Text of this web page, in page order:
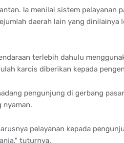
Ia menilai sistem pelayanan
daerah lain yang dinilainya
terlebih dahulu
karcis diberikan kepada
pengunjung di gerbang
nyaman.
pelayanan kepada
tuturnya.